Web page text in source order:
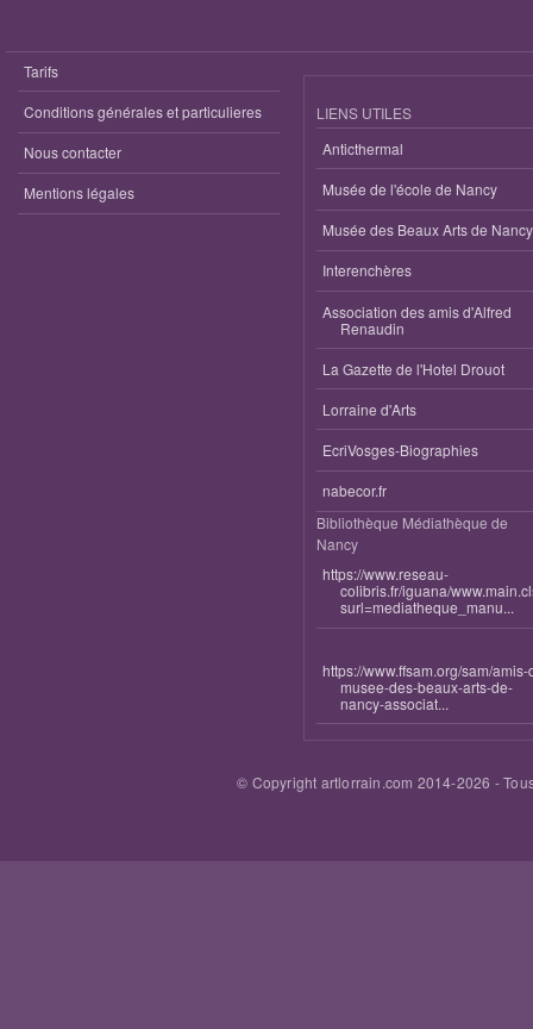
Tarifs
Conditions générales et particulieres
Nous contacter
Mentions légales
LIENS UTILES
Anticthermal
Musée de l'école de Nancy
Musée des Beaux Arts de Nancy
Interenchères
Association des amis d'Alfred
Renaudin
La Gazette de l'Hotel Drouot
Lorraine d'Arts
EcriVosges-Biographies
nabecor.fr
Bibliothèque Médiathèque de
Nancy
https://www.reseau-
colibris.fr/iguana/
surl=mediatheque_manu...
https://www.ffsam.org/sam/amis-
musee-des-beaux-arts-de-
nancy-associat...
© Copyright artlorrain.com 2014-2026 -